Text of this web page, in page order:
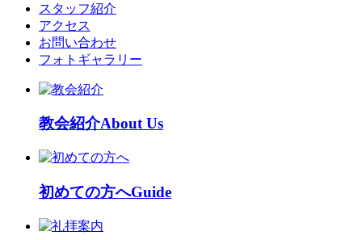
スタッフ紹介
アクセス
お問い合わせ
フォトギャラリー
教会紹介About Us
初めての方へGuide